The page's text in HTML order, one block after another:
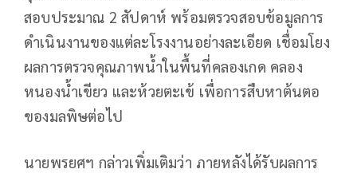
สอบประมาณ 2 สัปดาห์ พร้อมตรวจสอบข้อมูลการ
ดำเนินงานของแต่ละโรงงานอย่างละเอียด เชื่อมโยง
ผลการตรวจคุณภาพน้ำในพื้นที่คลองเกด คลอง
หนองน้ำเขียว และห้วยตะเข้ เพื่อการสืบหาต้นตอ
ของมลพิษต่อไป
นายพรยศฯ กล่าวเพิ่มเติมว่า ภายหลังได้รับผลการ